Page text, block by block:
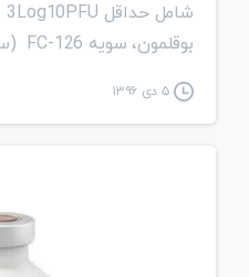
بوقلمون، سویه FC-126 (سروتیپ...
۵ دی ۱۳۹۶